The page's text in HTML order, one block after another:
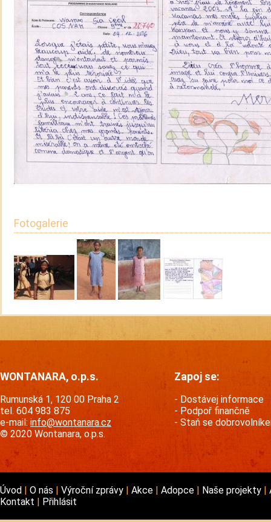
Fotogalerie
WONTANARA, o.p.s.
Rumunská 1, 120 00 Praha 2
tel. 604 983 875
e-mail: info@wontanara.cz
© 2020 Wontanara, o.p.s.
Zapoj se:
Dostávej informace
Podpoř finančně
Staň se
Úvod O nás Výroční zprávy Akce Adopce Naše projekty
Kontakt
Přihlásit